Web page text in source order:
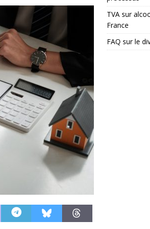
TVA sur
France
FAQ sur le